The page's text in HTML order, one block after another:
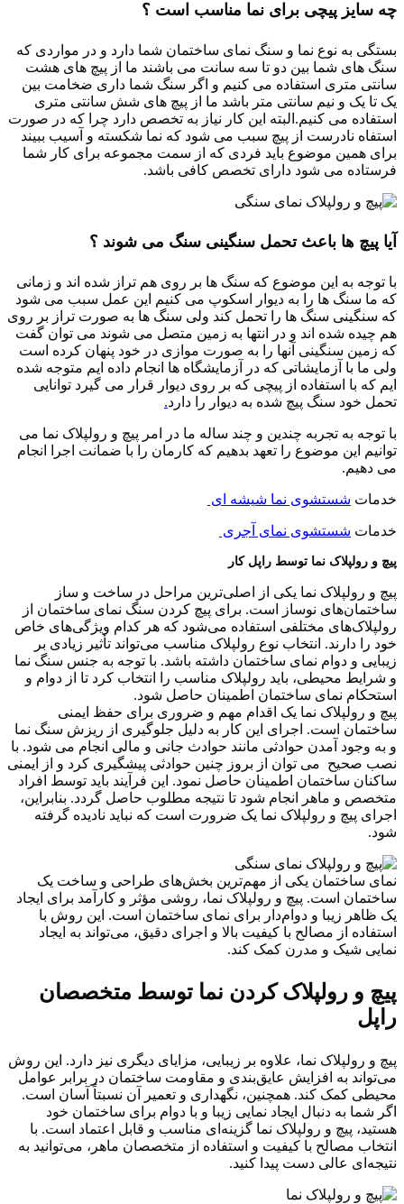
چه سایز پیچی برای نما مناسب است ؟
بستگی به نوع نما و سنگ نمای ساختمان شما دارد و در مواردی که
سنگ های شما بین دو تا سه سانت می باشند ما از پیچ های هشت
سانتی متری استفاده می کنیم و اگر سنگ شما داری ضخامت بین
یک تا یک و نیم سانتی متر باشد ما از پیچ های شش سانتی متری
استفاده می کنیم.البته این کار نیاز به تخصص دارد چرا که در صورت
استفاه نادرست از پیچ سبب می شود که نما شکسته و آسیب ببیند
برای همین موضوع باید فردی که از سمت مجموعه برای کار شما
فرستاده می شود دارای تخصص کافی باشد.
آیا پیچ ها باعث تحمل سنگینی سنگ می شوند ؟
با توجه به این موضوع که سنگ ها بر روی هم تراز شده اند و زمانی
که ما سنگ ها را به دیوار اسکوپ می کنیم این عمل سبب می شود
که سنگینی سنگ ها را تحمل کند ولی سنگ ها به صورت تراز بر روی
هم چیده شده اند و در انتها به زمین متصل می شوند می توان گفت
که زمین سنگینی آنها را به صورت موازی در خود پنهان کرده است
ولی ما با آزمایشاتی که در آزمایشگاه ها انجام داده ایم متوجه شده
ایم که با استفاده از پیچی که بر روی دیوار قرار می گیرد توانایی
تحمل خود سنگ پیچ شده به دیوار را دارد.
با توجه به تجربه چندین و چند ساله ما در امر پیچ و رولپلاک نما می
توانیم این موضوع را تعهد بدهیم که کارمان را با ضمانت اجرا انجام
می دهیم.
خدمات شستشوی نما شیشه ای
خدمات شستشوی نمای آجری
پیچ و رولپلاک نما توسط راپل کار
پیچ و رولپلاک نما یکی از اصلی‌ترین مراحل در ساخت و ساز
ساختمان‌های نوساز است. برای پیچ کردن سنگ نمای ساختمان از
رولپلاک‌های مختلفی استفاده می‌شود که هر کدام ویژگی‌های خاص
خود را دارند. انتخاب نوع رولپلاک مناسب می‌تواند تأثیر زیادی بر
زیبایی و دوام نمای ساختمان داشته باشد. با توجه به جنس سنگ نما
و شرایط محیطی، باید رولپلاک مناسب را انتخاب کرد تا از دوام و
استحکام نمای ساختمان اطمینان حاصل شود.
پیچ و رولپلاک نما یک اقدام مهم و ضروری برای حفظ ایمنی
ساختمان است. اجرای این کار به دلیل جلوگیری از ریزش سنگ نما
و به وجود آمدن حوادثی مانند حوادث جانی و مالی انجام می شود. با
نصب صحیح می توان از بروز چنین حوادثی پیشگیری کرد و از ایمنی
ساکنان ساختمان اطمینان حاصل نمود. این فرآیند باید توسط افراد
متخصص و ماهر انجام شود تا نتیجه مطلوب حاصل گردد. بنابراین،
اجرای پیچ و رولپلاک نما یک ضرورت است که نباید نادیده گرفته
شود.
نمای ساختمان یکی از مهم‌ترین بخش‌های طراحی و ساخت یک
ساختمان است. پیچ و رولپلاک نما، روشی مؤثر و کارآمد برای ایجاد
یک ظاهر زیبا و دوام‌دار برای نمای ساختمان است. این روش با
استفاده از مصالح با کیفیت بالا و اجرای دقیق، می‌تواند به ایجاد
نمایی شیک و مدرن کمک کند.
پیچ و رولپلاک کردن نما توسط متخصصان
راپل
پیچ و رولپلاک نما، علاوه بر زیبایی، مزایای دیگری نیز دارد. این روش
می‌تواند به افزایش عایق‌بندی و مقاومت ساختمان در برابر عوامل
محیطی کمک کند. همچنین، نگهداری و تعمیر آن نسبتاً آسان است.
اگر شما به دنبال ایجاد نمایی زیبا و با دوام برای ساختمان خود
هستید، پیچ و رولپلاک نما گزینه‌ای مناسب و قابل اعتماد است. با
انتخاب مصالح با کیفیت و استفاده از متخصصان ماهر، می‌توانید به
نتیجه‌ای عالی دست پیدا کنید.